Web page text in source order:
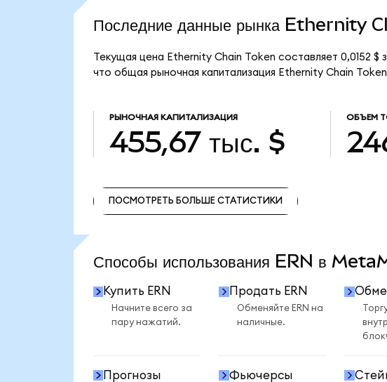
Последние данные рынка Ethernity
Текущая цена Ethernity Chain Token составляет 0,0152
что общая рыночная капитализация Ethernity Chain
РЫНОЧНАЯ КАПИТАЛИЗАЦИЯ
455,67 тыс. $
ОБЪЕМ
ПОСМОТРЕТЬ БОЛЬШЕ СТАТИСТИКИ
Способы использования ERN в
Купить ERN
Начните всего за
пару нажатий.
Продать ERN
Обменяйте ERN на
наличные.
Прогнозы Фьючерсы